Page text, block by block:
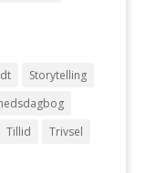
Storytelling
Tillid Trivsel